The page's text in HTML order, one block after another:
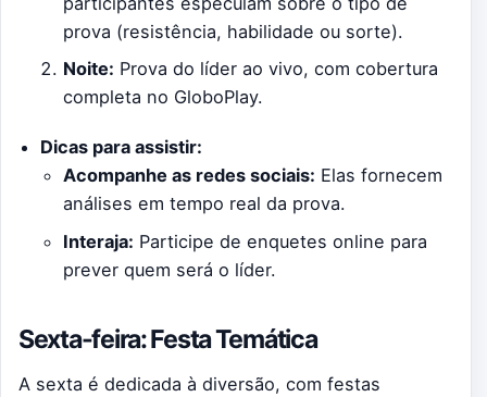
prova (resistência, habilidade ou sorte).
Noite: Prova do líder ao vivo, com cobertura
completa no GloboPlay.
Dicas para assistir:
Acompanhe as redes sociais: Elas fornecem
análises em tempo real da prova.
Interaja: Participe de enquetes online para
prever quem será o líder.
Sexta-feira: Festa Temática
A sexta é dedicada à diversão, com festas